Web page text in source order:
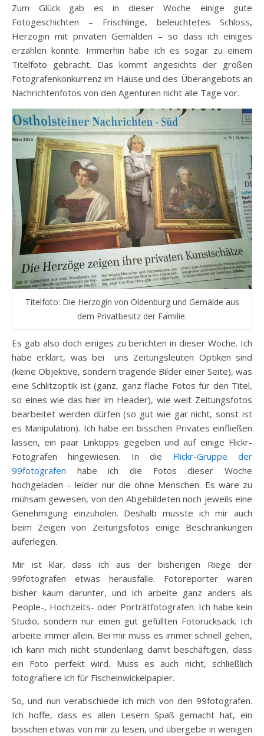
Zum Glück gab es in dieser Woche einige gute
Fotogeschichten – Frischlinge, beleuchtetes Schloss,
Herzogin mit privaten Gemälden – so dass ich einiges
erzählen konnte. Immerhin habe ich es sogar zu einem
Titelfoto gebracht. Das kommt angesichts der großen
Fotografenkonkurrenz im Hause und des Überangebots an
Nachrichtenfotos von den Agenturen nicht alle Tage vor.
Titelfoto: Die Herzogin von Oldenburg und Gemälde aus
dem Privatbesitz der Familie.
Es gab also doch einiges zu berichten in dieser Woche. Ich
habe erklärt, was bei uns Zeitungsleuten Optiken sind
(keine Objektive, sondern tragende Bilder einer Seite), was
eine Schlitzoptik ist (ganz, ganz flache Fotos für den Titel,
so eines wie das hier im Header), wie weit Zeitungsfotos
bearbeitet werden dürfen (so gut wie gar nicht, sonst ist
es Manipulation). Ich habe ein bisschen Privates einfließen
lassen, ein paar Linktipps gegeben und auf einige Flickr-
Fotografen hingewiesen. In die Flickr-Gruppe der
99fotografen habe ich die Fotos dieser Woche
hochgeladen – leider nur die ohne Menschen. Es wäre zu
mühsam gewesen, von den Abgebildeten noch jeweils eine
Genehmigung einzuholen. Deshalb musste ich mir auch
beim Zeigen von Zeitungsfotos einige Beschränkungen
auferlegen.
Mir ist klar, dass ich aus der bisherigen Riege der
99fotografen etwas herausfalle. Fotoreporter waren
bisher kaum darunter, und ich arbeite ganz anders als
People-, Hochzeits- oder Porträtfotografen. Ich habe kein
Studio, sondern nur einen gut gefüllten Fotorucksack. Ich
arbeite immer allein. Bei mir muss es immer schnell gehen,
ich kann mich nicht stundenlang damit beschäftigen, dass
ein Foto perfekt wird. Muss es auch nicht, schließlich
fotografiere ich für Fischeinwickelpapier.
So, und nun verabschiede ich mich von den 99fotografen.
Ich hoffe, dass es allen Lesern Spaß gemacht hat, ein
bisschen etwas von mir zu lesen, und übergebe in wenigen